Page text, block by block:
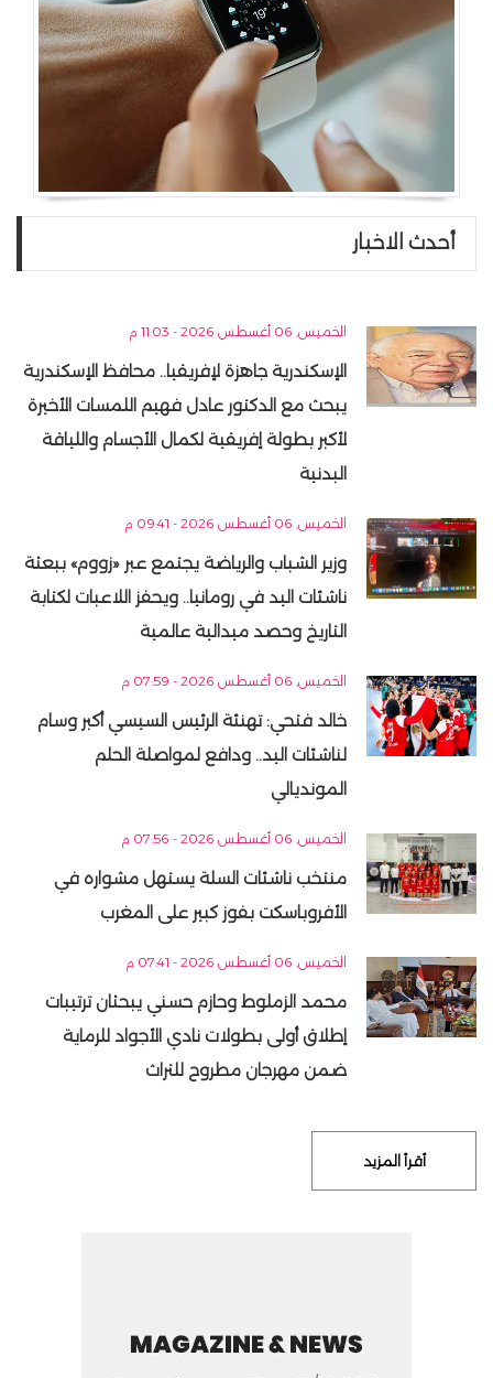
أحدث الاخبار
الخميس, 06 أغسطس 2026 - 11:03 م
الإسكندرية جاهزة لإفريقيا.. محافظ الإسكندرية
يبحث مع الدكتور عادل فهيم اللمسات الأخيرة
لأكبر بطولة إفريقية لكمال الأجسام واللياقة
البدنية
الخميس, 06 أغسطس 2026 - 09:41 م
وزير الشباب والرياضة يجتمع عبر «زووم» ببعثة
ناشئات اليد في رومانيا.. ويحفز اللاعبات لكتابة
التاريخ وحصد ميدالية عالمية
الخميس, 06 أغسطس 2026 - 07:59 م
خالد فتحي: تهنئة الرئيس السيسي أكبر وسام
لناشئات اليد.. ودافع لمواصلة الحلم
المونديالي
الخميس, 06 أغسطس 2026 - 07:56 م
منتخب ناشئات السلة يستهل مشواره في
الأفروباسكت بفوز كبير على المغرب
الخميس, 06 أغسطس 2026 - 07:41 م
محمد الزملوط وحازم حسني يبحثان ترتيبات
إطلاق أولى بطولات نادي الأجواد للرماية
ضمن مهرجان مطروح للتراث
أقرأ المزيد